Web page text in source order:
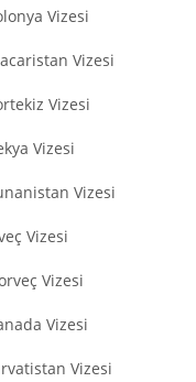
Vizesi
Vizesi
Vizesi
Vizesi
Vizesi
Vizesi
Vizesi
Vizesi
Vizesi